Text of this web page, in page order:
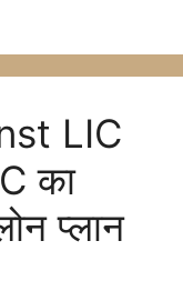
LIC
का
प्लान